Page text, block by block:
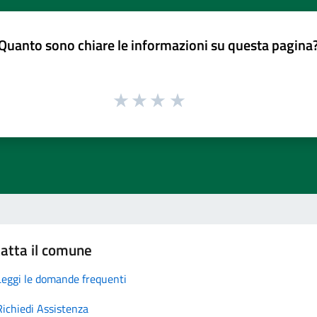
sono chiare le informazioni su questa
il comune
le domande frequenti
Assistenza